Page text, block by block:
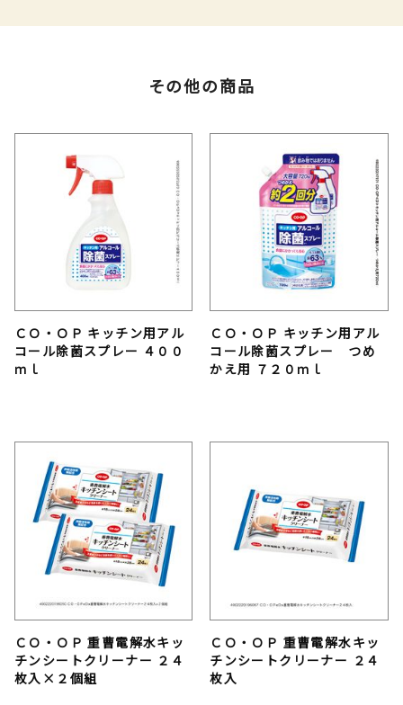
その他の商品
ＣＯ・ＯＰ キッチン用アル
コール除菌スプレー ４００
ｍｌ
ＣＯ・ＯＰ キッチン用アル
コール除菌スプレー つめ
かえ用 ７２０ｍｌ
ＣＯ・ＯＰ 重曹電解水キッ
チンシートクリーナー ２４
枚入×２個組
ＣＯ・ＯＰ 重曹電解水キッ
チンシートクリーナー ２４
枚入